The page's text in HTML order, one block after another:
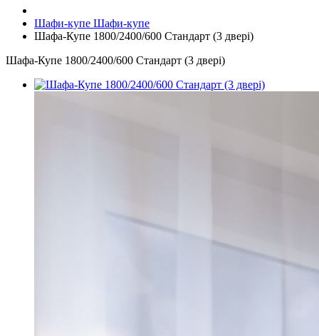
Шафи-купе Шафи-купе
Шафа-Купе 1800/2400/600 Стандарт (3 двері)
Шафа-Купе 1800/2400/600 Стандарт (3 двері)